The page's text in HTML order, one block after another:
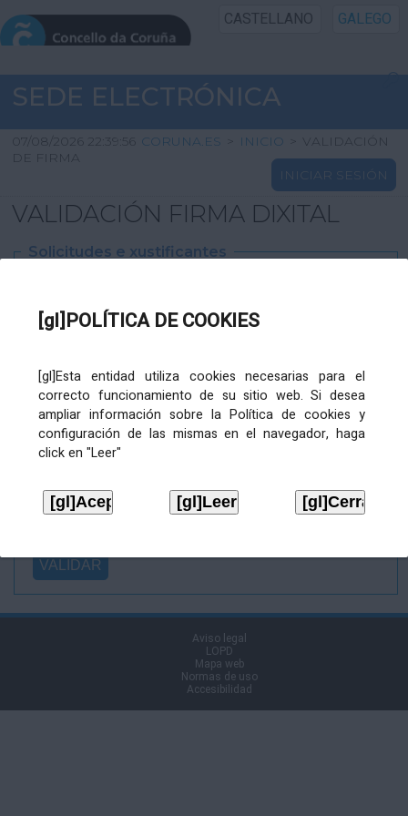
[gl]POLÍTICA DE COOKIES
[gl]Esta entidad utiliza cookies necesarias para el
correcto funcionamiento de su sitio web. Si desea
ampliar información sobre la Política de cookies y
configuración de las mismas en el navegador, haga
click en "Leer"
CASTELLANO GALEGO
INICIO SEDE
INICIO
INFORMACIÓN PÚBLICA
SEDE ELECTRÓNICA
07/08/2026 22:39:56 CORUNA.ES > INICIO >
VALIDACIÓN
DE FIRMA
INICIAR SESIÓN
VALIDACIÓN FIRMA DIXITAL
Solicitudes e xustificantes
XML
Ficheiros varios
Ficheiro
asinado:
firma (.p7s):
Aviso legal
LOPD
Mapa web
Normas de uso
Accesibilidad